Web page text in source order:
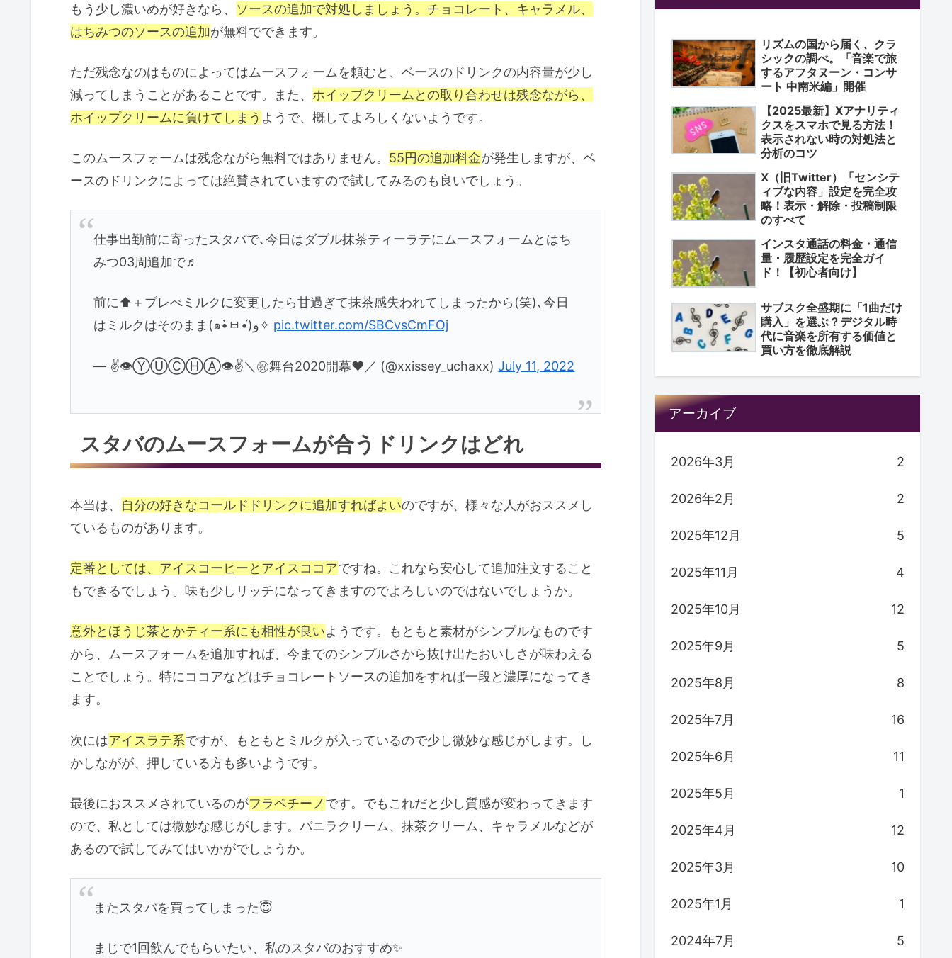
もう少し濃いめが好きなら、 ソースの追加で対処しましょう。チョコレート、キャラメル、
はちみつのソースの追加が無料でできます。
ただ残念なのはものによってはムースフォームを頼むと、ベースのドリンクの内容量が少し
減ってしまうことがあることです。また、 ホイップクリームとの取り合わせは残念ながら、
ホイップクリームに負けてしまう ようで、概してよろしくないようです。
このムースフォームは残念ながら無料ではありません。 55円の追加料金が発生しますが、ベ
ースのドリンクによっては絶賛されていますので試してみるのも良いでしょう。
仕事出勤前に寄ったスタバで､今日はダブル抹茶ティーラテにムースフォームとはち
みつ03周追加で♬︎
前に⬆＋ブレべミルクに変更したら甘過ぎて抹茶感失われてしまったから(笑)､今日
はミルクはそのまま(๑•̀ㅂ•́)و✧ pic.twitter.com/SBCvsCmFOj
— ✌️👁ⓎⓊⒸⒽⒶ👁✌️＼㊗️舞台2020開幕♥／ (@xxissey_uchaxx)July 11, 2022
スタバのムースフォームが合うドリンクはどれ
本当は、 自分の好きなコールドドリンクに追加すればよいのですが、様々な人がおススメし
ているものがあります。
定番としては、アイスコーヒーとアイスココアですね。これなら安心して追加注文すること
もできるでしょう。味も少しリッチになってきますのでよろしいのではないでしょうか。
意外とほうじ茶とかティー系にも相性が良いようです。もともと素材がシンプルなものです
から、ムースフォームを追加すれば、今までのシンプルさから抜け出たおいしさが味わえる
ことでしょう。特にココアなどはチョコレートソースの追加をすれば一段と濃厚になってき
ます。
次にはアイスラテ系ですが、もともとミルクが入っているので少し微妙な感じがします。し
かしながが、押している方も多いようです。
最後におススメされているのがフラペチーノです。でもこれだと少し質感が変わってきます
ので、私としては微妙な感じがします。バニラクリーム、抹茶クリーム、キャラメルなどが
あるので試してみてはいかがでしょうか。
またスタバを買ってしまった😇
まじで1回飲んでもらいたい、私のスタバのおすすめ✨
リズムの国から届く、クラ
シックの調べ。「音楽で旅
するアフタヌーン・コンサ
ート 中南米編」開催
【2025最新】Xアナリティ
クスをスマホで見る方法！
表示されない時の対処法と
分析のコツ
X（旧Twitter）「センシテ
ィブな内容」設定を完全攻
略！表示・解除・投稿制限
のすべて
インスタ通話の料金・通信
量・履歴設定を完全ガイ
ド！【初心者向け】
サブスク全盛期に「1曲だけ
購入」を選ぶ？デジタル時
代に音楽を所有する価値と
買い方を徹底解説
アーカイブ
2026年3月 2
2026年2月 2
2025年12月 5
2025年11月 4
2025年10月 12
2025年9月 5
2025年8月 8
2025年7月 16
2025年6月 11
2025年5月 1
2025年4月 12
2025年3月 10
2025年1月 1
2024年7月 5